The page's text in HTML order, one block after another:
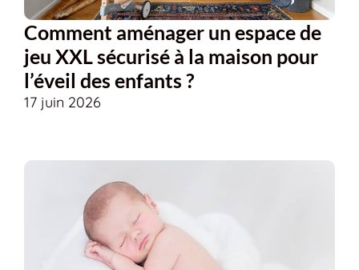
Comment aménager un espace de
jeu XXL sécurisé à la maison pour
l’éveil des enfants ?
17 juin 2026